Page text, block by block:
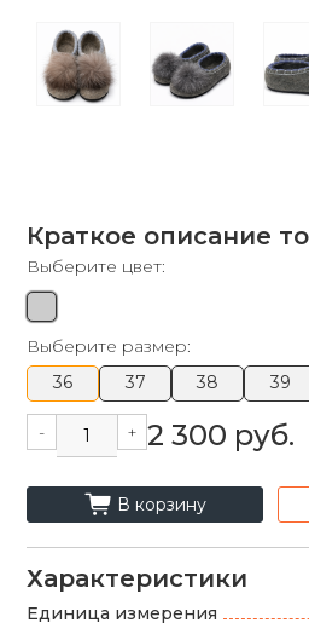
Краткое описание
Выберите цвет:
Выберите размер:
36
37 38 39
- + 2 300 руб.
cart_fill В корзину
Характеристики
Единица измерения